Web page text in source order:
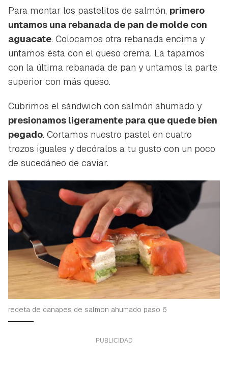
Para montar los pastelitos de salmón, primero
untamos una rebanada de pan de molde con
aguacate. Colocamos otra rebanada encima y
untamos ésta con el queso crema. La tapamos
con la última rebanada de pan y untamos la parte
superior con más queso.
Cubrimos el sándwich con salmón ahumado y
presionamos ligeramente para que quede bien
pegado. Cortamos nuestro pastel en cuatro
trozos iguales y decóralos a tu gusto con un poco
de sucedáneo de caviar.
receta de canapes de salmon ahumado paso 6